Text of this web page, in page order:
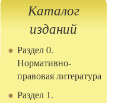
Каталог
изданий
Раздел 0.
Нормативно-
правовая литература
Раздел 1.